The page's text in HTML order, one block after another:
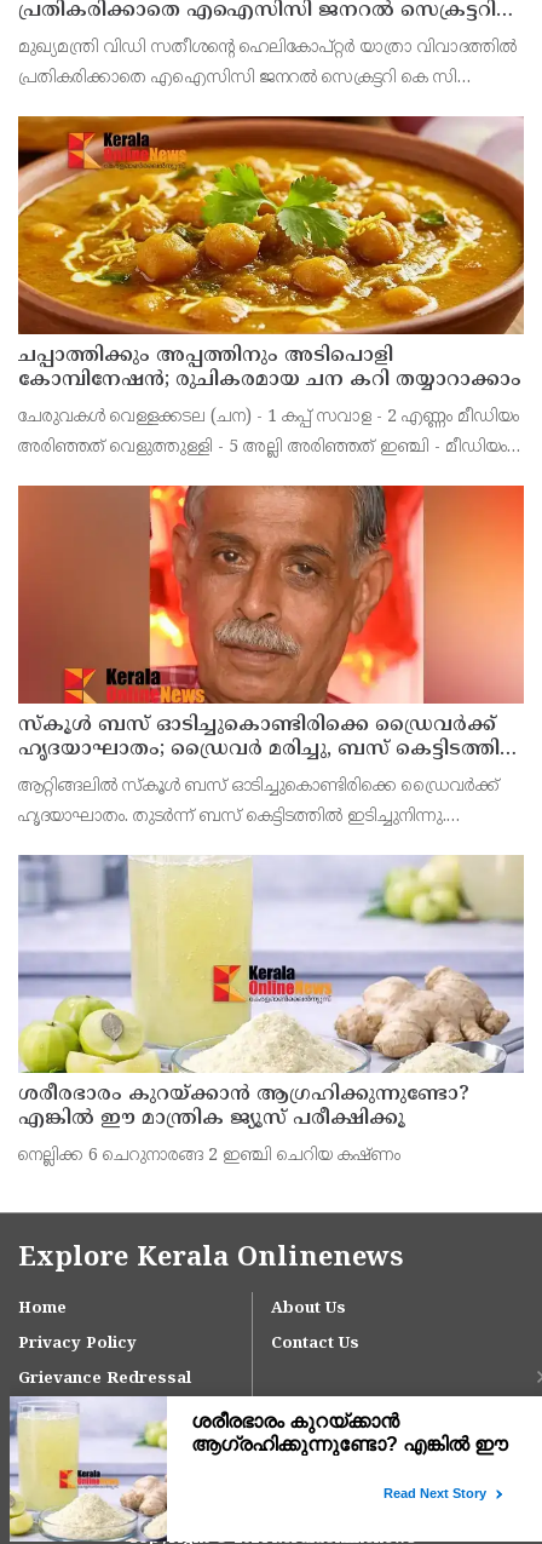
പ്രതികരിക്കാതെ എഐസിസി ജനറല്‍ സെക്രട്ടറി
കെ സി വേണുഗോപാല്‍
മുഖ്യമന്ത്രി വിഡി സതീശന്റെ ഹെലികോപ്റ്റര്‍ യാത്രാ വിവാദത്തില്‍
പ്രതികരിക്കാതെ എഐസിസി ജനറല്‍ സെക്രട്ടറി കെ സി
പ്രതികരിക്കാനില്ലെന്നും ആരോപണങ്ങള്‍ ഉന്നയിക്കുക എ
ചപ്പാത്തിക്കും അപ്പത്തിനും അടിപൊളി
കോമ്പിനേഷൻ; രുചികരമായ ചന കറി തയ്യാറാക്കാം
ചേരുവകൾ വെള്ളക്കടല (ചന) - 1 കപ്പ് സവാള - 2 എണ്ണം മീഡിയം
അരിഞ്ഞത് വെളുത്തുള്ളി - 5 അല്ലി അരിഞ്ഞത് ഇഞ്ചി - മീഡിയം
സ്കൂൾ ബസ് ഓടിച്ചുകൊണ്ടിരിക്കെ ഡ്രൈവർക്ക്
ഹൃദയാഘാതം; ഡ്രൈവർ മരിച്ചു, ബസ് കെട്ടിടത്തിൽ
ഇടിച്ചുനിന്നു; രണ്ട് കുട്ടികൾക്ക് പരിക്ക്
ആറ്റിങ്ങലിൽ സ്കൂൾ ബസ് ഓടിച്ചുകൊണ്ടിരിക്കെ ഡ്രൈവർക്ക്
ഹൃദയാഘാതം. തുടർന്ന് ബസ് കെട്ടിടത്തിൽ ഇടിച്ചുനിന്നു.
ശരീരഭാരം കുറയ്ക്കാൻ ആഗ്രഹിക്കുന്നുണ്ടോ?
എങ്കിൽ ഈ മാന്ത്രിക ജ്യൂസ് പരീക്ഷിക്കൂ
നെല്ലിക്ക 6 ചെറുനാരങ്ങ 2 ഇഞ്ചി ചെറിയ കഷ്ണം
Explore Kerala Onlinenews
Home
About Us
Privacy Policy
Contact Us
Grievance Redressal
Copyright © 2024 keralaonlinenews